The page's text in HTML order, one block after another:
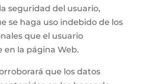
seguridad del usuario,
se haga uso indebido de los
que el usuario
en la página Web.
que los datos